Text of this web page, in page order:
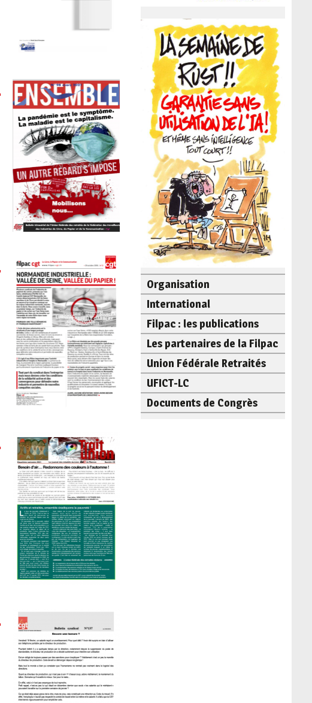
Organisation
International
Filpac : les publications
Les partenaires de la Filpac
Union Fédérale Retraités
UFICT-LC
Documents de Congrès